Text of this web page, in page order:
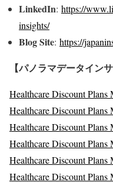
LinkedIn: https://
insights/
Blog Site: https://
【パノラマデータイン
Healthcare Discount Plans
Healthcare Discount Plans
Healthcare Discount Plans
Healthcare Discount Plans
Healthcare Discount Plans
Healthcare Discount Plans